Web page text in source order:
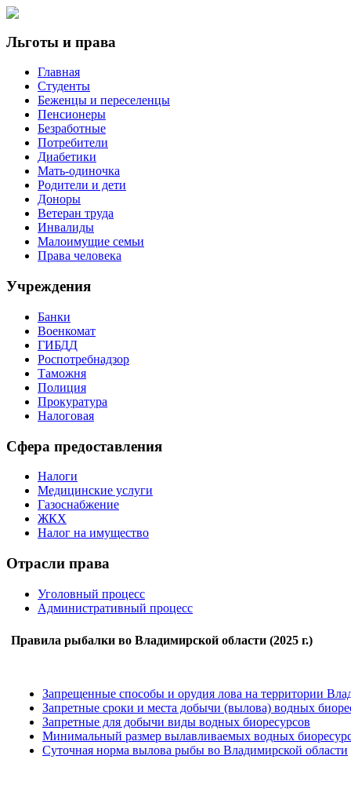
Льготы и права
Главная
Студенты
Беженцы и переселенцы
Пенсионеры
Безработные
Потребители
Диабетики
Мать-одиночка
Родители и дети
Доноры
Ветеран труда
Инвалиды
Малоимущие семьи
Права человека
Учреждения
Банки
Военкомат
ГИБДД
Роспотребнадзор
Таможня
Полиция
Прокуратура
Налоговая
Сфера предоставления
Налоги
Медицинские услуги
Газоснабжение
ЖКХ
Налог на имущество
Отрасли права
Уголовный процесс
Административный процесс
Правила рыбалки во Владимирской области (2025 г.)
Запрещенные способы и орудия лова на территории
Запретные сроки и места добычи (вылова) водных
Запретные для добычи виды водных биоресурсов
Минимальный размер вылавливаемых водных
Суточная норма вылова рыбы во Владимирской области